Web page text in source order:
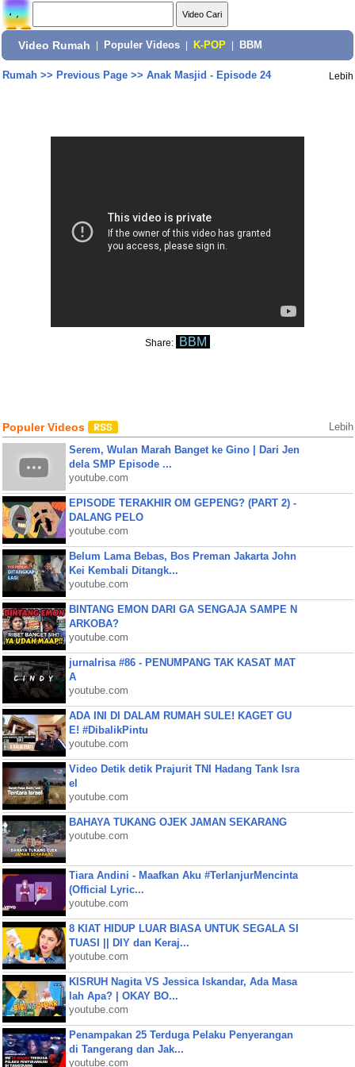
Video Rumah Populer Videos K-POP BBM
Rumah>> Previous Page>> Anak Masjid - Episode 24 Lebih
Share: BBM
Populer Videos Lebih
Serem, Wulan Marah Banget ke Gino | Dari Jen
dela SMP Episode ...
youtube.com
EPISODE TERAKHIR OM GEPENG? (PART 2) -
DALANG PELO
youtube.com
Belum Lama Bebas, Bos Preman Jakarta John
Kei Kembali Ditangk...
youtube.com
BINTANG EMON DARI GA SENGAJA SAMPE N
ARKOBA?
youtube.com
jurnalrisa #86 - PENUMPANG TAK KASAT MAT
A
youtube.com
ADA INI DI DALAM RUMAH SULE! KAGET GU
E! #DibalikPintu
youtube.com
Video Detik detik Prajurit TNI Hadang Tank Isra
el
youtube.com
BAHAYA TUKANG OJEK JAMAN SEKARANG
youtube.com
Tiara Andini - Maafkan Aku #TerlanjurMencinta
(Official Lyric...
youtube.com
8 KIAT HIDUP LUAR BIASA UNTUK SEGALA SI
TUASI || DIY dan Keraj...
youtube.com
KISRUH Nagita VS Jessica Iskandar, Ada Masa
lah Apa? | OKAY BO...
youtube.com
Penampakan 25 Terduga Pelaku Penyerangan
di Tangerang dan Jak...
youtube.com